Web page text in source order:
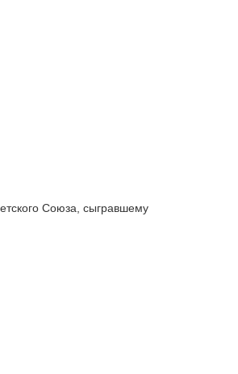
Союза, сыгравшему